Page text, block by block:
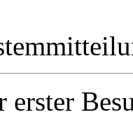
erster